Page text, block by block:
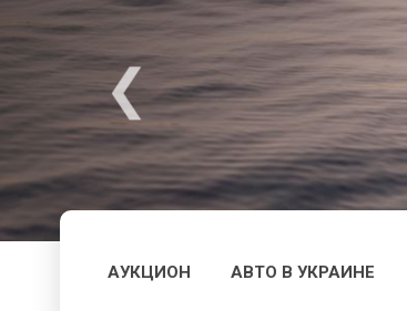
АУКЦИОН АВТО В УКРАИНЕ